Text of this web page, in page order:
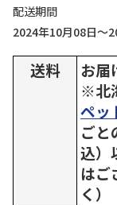
配送期間
2024年10月08日～
送料
お届
※北
ペッ
ごと
込）
はご
く）